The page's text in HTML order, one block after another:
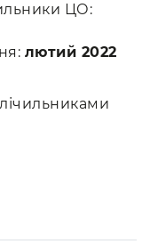
ЦО:
лютий 2022
лічильниками